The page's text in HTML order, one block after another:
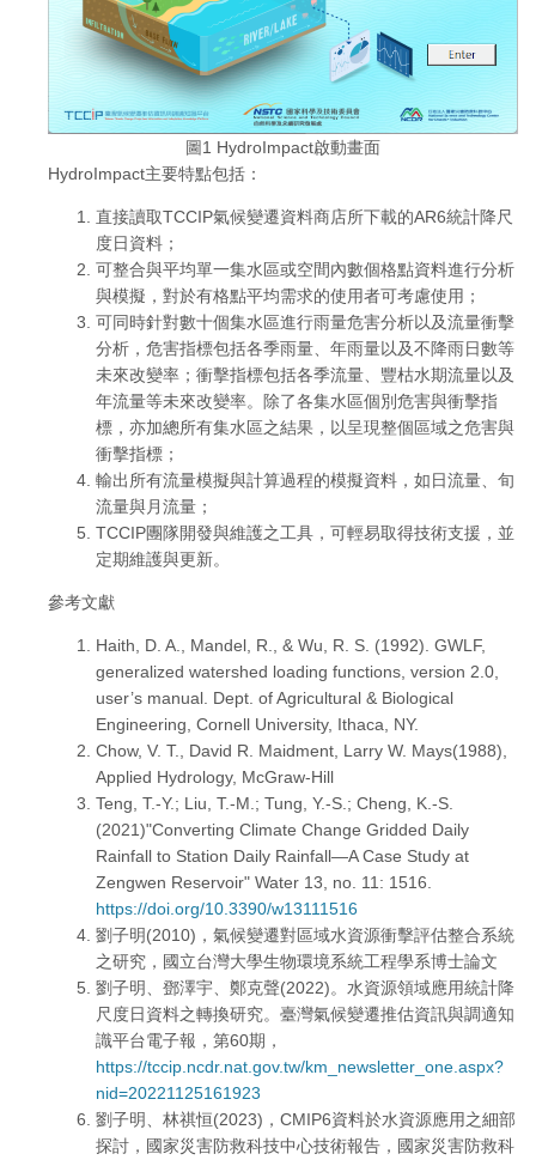
圖1 HydroImpact啟動畫面
HydroImpact主要特點包括：
直接讀取TCCIP氣候變遷資料商店所下載的AR6統計降尺
度日資料；
可整合與平均單一集水區或空間內數個格點資料進行分析
與模擬，對於有格點平均需求的使用者可考慮使用；
可同時針對數十個集水區進行雨量危害分析以及流量衝擊
分析，危害指標包括各季雨量、年雨量以及不降雨日數等
未來改變率；衝擊指標包括各季流量、豐枯水期流量以及
年流量等未來改變率。除了各集水區個別危害與衝擊指
標，亦加總所有集水區之結果，以呈現整個區域之危害與
衝擊指標；
輸出所有流量模擬與計算過程的模擬資料，如日流量、旬
流量與月流量；
TCCIP團隊開發與維護之工具，可輕易取得技術支援，並
定期維護與更新。
參考文獻
Haith, D. A., Mandel, R., & Wu, R. S. (1992). GWLF,
generalized watershed loading functions, version 2.0,
user’s manual. Dept. of Agricultural & Biological
Engineering, Cornell University, Ithaca, NY.
Chow, V. T., David R. Maidment, Larry W. Mays(1988),
Applied Hydrology, McGraw-Hill
Teng, T.-Y.; Liu, T.-M.; Tung, Y.-S.; Cheng, K.-S.
(2021)"Converting Climate Change Gridded Daily
Rainfall to Station Daily Rainfall—A Case Study at
Zengwen Reservoir" Water 13, no. 11: 1516.
https://doi.org/10.3390/w13111516
劉子明(2010)，氣候變遷對區域水資源衝擊評估整合系統
之研究，國立台灣大學生物環境系統工程學系博士論文
劉子明、鄧澤宇、鄭克聲(2022)。水資源領域應用統計降
尺度日資料之轉換研究。臺灣氣候變遷推估資訊與調適知
識平台電子報，第60期，
https://tccip.ncdr.nat.gov.tw/km_newsletter_one.aspx?
nid=20221125161923
劉子明、林祺恒(2023)，CMIP6資料於水資源應用之細部
探討，國家災害防救科技中心技術報告，國家災害防救科